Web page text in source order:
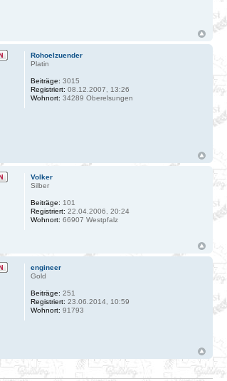
Rohoelzuender
Platin
Beiträge: 3015
Registriert: 08.12.2007, 13:26
Wohnort: 34289 Oberelsungen
Volker
Silber
Beiträge: 101
Registriert: 22.04.2006, 20:24
Wohnort: 66907 Westpfalz
engineer
Gold
Beiträge: 251
Registriert: 23.06.2014, 10:59
Wohnort: 91793